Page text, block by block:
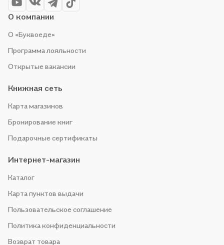
О компании
О «Буквоеде»
Программа лояльности
Открытые вакансии
Книжная сеть
Карта магазинов
Бронирование книг
Подарочные сертификаты
Интернет-магазин
Каталог
Карта пунктов выдачи
Пользовательское соглашение
Политика конфиденциальности
Возврат товара